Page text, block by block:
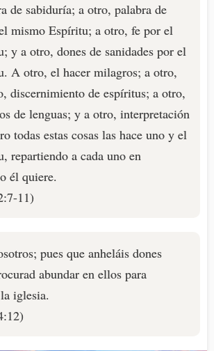
de sabiduría; a otro, palabra de
mismo Espíritu; a otro, fe por el
y a otro, dones de sanidades por el
A otro, el hacer milagros; a otro,
discernimiento de espíritus; a otro,
de lenguas; y a otro, interpretación
todas estas cosas las hace uno y el
repartiendo a cada uno en
él quiere.
11)
pues que anheláis dones
abundar en ellos para
iglesia.